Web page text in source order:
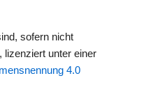
sofern nicht
lizenziert unter einer
4.0